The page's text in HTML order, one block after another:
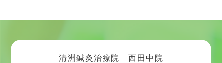
清洲鍼灸治療院 西田中院